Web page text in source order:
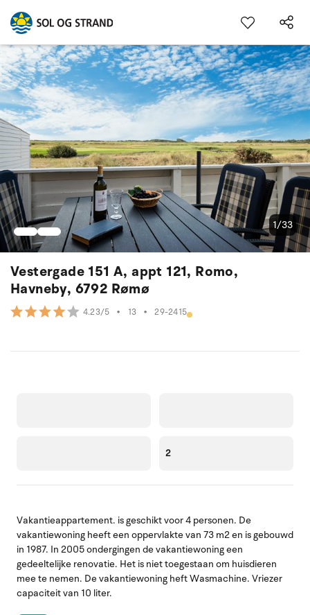
Vestergade 151 A, appt 121, Romo,
Havneby, 6792 Rømø
4.23/5 • 13 • 29-2415
1/33
2
Vakantieappartement. is geschikt voor 4 personen. De
vakantiewoning heeft een oppervlakte van 73 m2 en is gebouwd
in 1987. In 2005 ondergingen de vakantiewoning een
gedeeltelijke renovatie. Het is niet toegestaan om huisdieren
mee te nemen. De vakantiewoning heft Wasmachine. Vriezer
capaciteit van 10 liter.